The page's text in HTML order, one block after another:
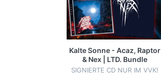
Kalte Sonne - Acaz, Raptor
& Nex | LTD. Bundle
SIGNIERTE CD NUR IM VVK!